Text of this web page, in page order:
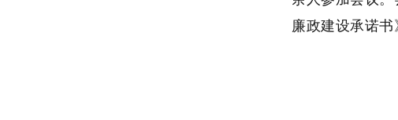
廉政建设承诺书